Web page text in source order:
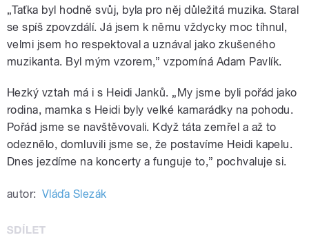
„Taťka byl hodně svůj, byla pro něj důležitá muzika. Staral
se spíš zpovzdálí. Já jsem k němu vždycky moc tíhnul,
velmi jsem ho respektoval a uznával jako zkušeného
muzikanta. Byl mým vzorem,” vzpomíná Adam Pavlík.
Hezký vztah má i s Heidi Janků. „My jsme byli pořád jako
rodina, mamka s Heidi byly velké kamarádky na pohodu.
Pořád jsme se navštěvovali. Když táta zemřel a až to
odeznělo, domluvili jsme se, že postavíme Heidi kapelu.
Dnes jezdíme na koncerty a funguje to,” pochvaluje si.
autor: Vláďa Slezák